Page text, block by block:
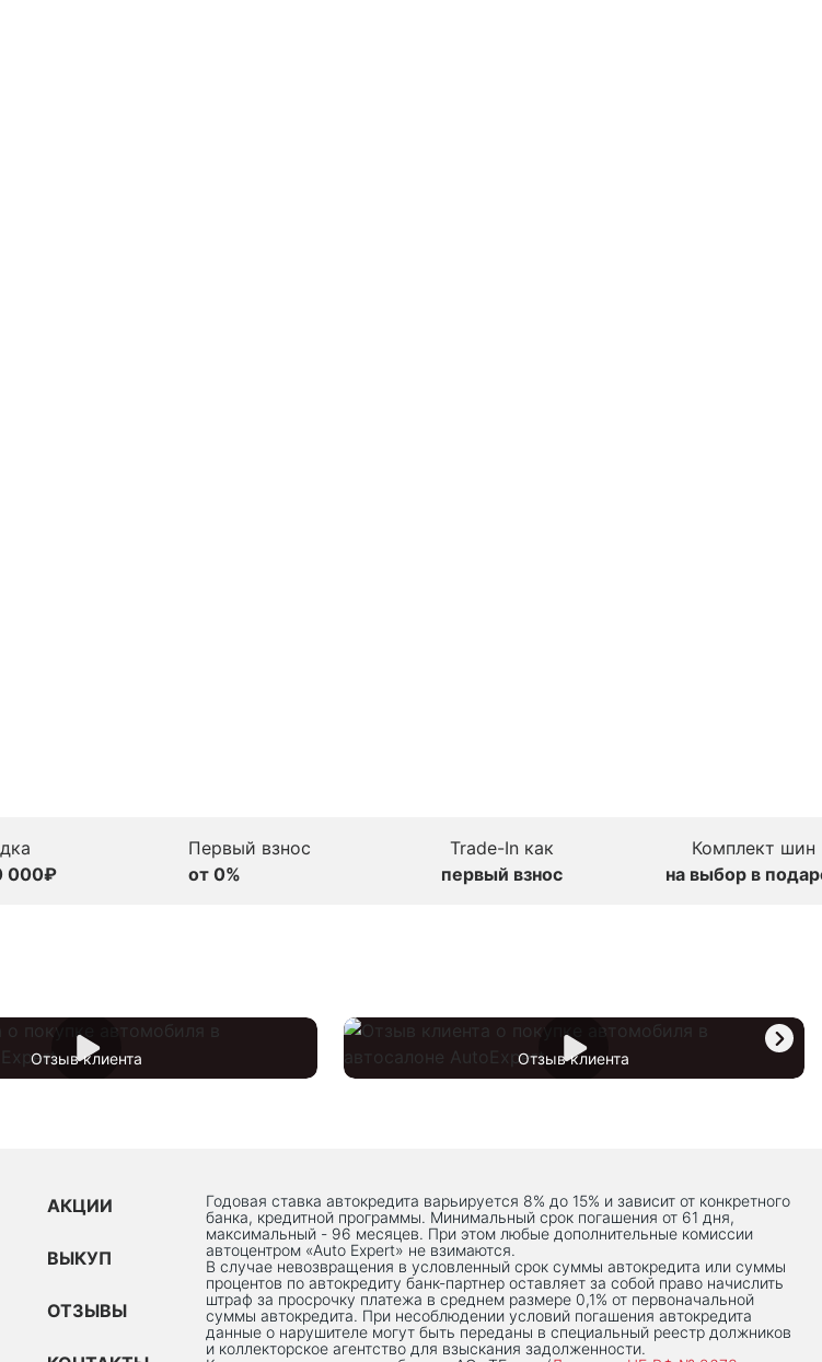
000₽
Первый взнос
от 0%
Trade-In как
первый взнос
Комплект шин
на выбор в
Отзыв клиента Отзыв клиента
АКЦИИ
ВЫКУП
ОТЗЫВЫ
Годовая ставка автокредита варьируется 8% до 15% и зависит от конкретного
банка, кредитной программы. Минимальный срок погашения от 61 дня,
максимальный - 96 месяцев. При этом любые дополнительные комиссии
автоцентром «Auto Expert» не взимаются.
В случае невозвращения в условленный срок суммы автокредита или суммы
процентов по автокредиту банк-партнер оставляет за собой право начислить
штраф за просрочку платежа в среднем размере 0,1% от первоначальной
суммы автокредита. При несоблюдении условий погашения автокредита
данные о нарушителе могут быть переданы в специальный реестр должников
и коллекторское агентство для взыскания задолженности.